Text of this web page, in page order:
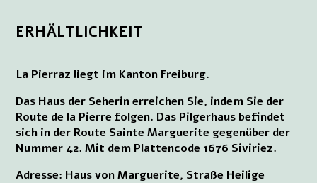
ERHÄLTLICHKEIT
La Pierraz liegt im Kanton Freiburg.
Das Haus der Seherin erreichen Sie, indem Sie der
Route de la Pierre folgen. Das Pilgerhaus befindet
sich in der Route Sainte Marguerite gegenüber der
Nummer 42. Mit dem Plattencode 1676 Siviriez.
Adresse: Haus von Marguerite, Straße Heilige